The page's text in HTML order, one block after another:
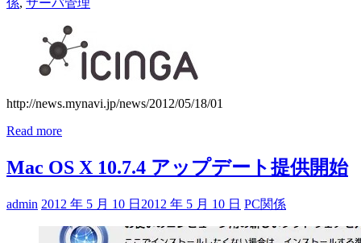
係, サーバ管理
http://news.mynavi.jp/news/2012/05/18/01
Read more
Mac OS X 10.7.4 アップデート提供開始
admin 2012 年 5 月 10 日 2012 年 5 月 10 日 PC関係